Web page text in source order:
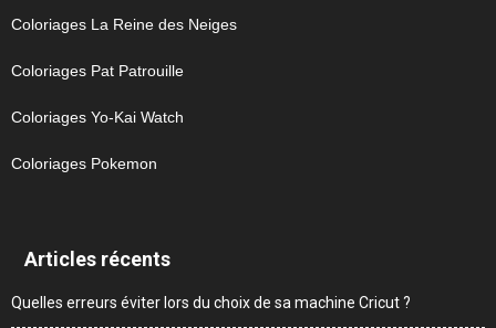
Coloriages La Reine des Neiges
Coloriages Pat Patrouille
Coloriages Yo-Kai Watch
Coloriages Pokemon
Articles récents
Quelles erreurs éviter lors du choix de sa machine Cricut ?